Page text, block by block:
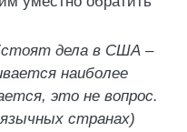
дела в США –
наиболее
это не вопрос.
странах)